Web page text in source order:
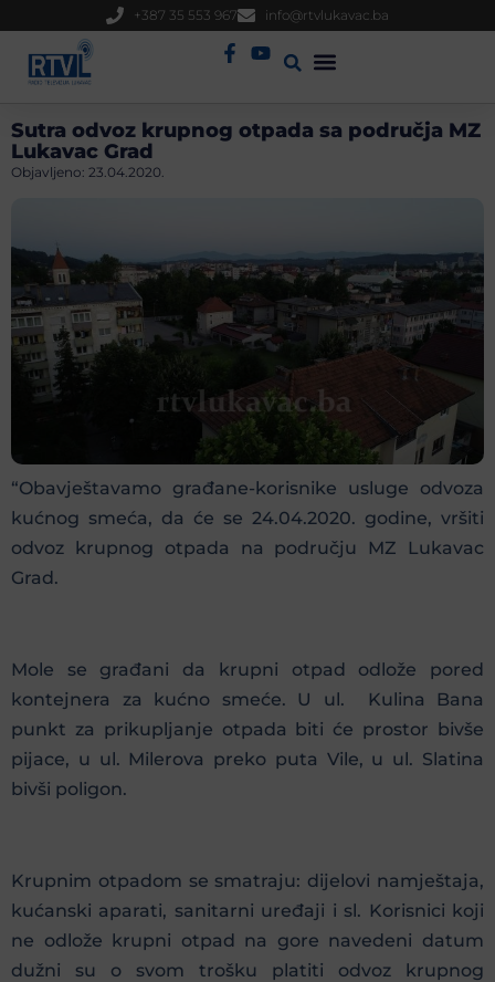
+387 35 553 967 info@rtvlukavac.ba
Sutra odvoz krupnog otpada sa područja MZ
Lukavac Grad
Objavljeno: 23.04.2020.
“Obavještavamo građane-korisnike usluge odvoza
kućnog smeća, da će se 24.04.2020. godine, vršiti
odvoz krupnog otpada na području MZ Lukavac
Grad.
Mole se građani da krupni otpad odlože pored
kontejnera za kućno smeće. U ul. Kulina Bana
punkt za prikupljanje otpada biti će prostor bivše
pijace, u ul. Milerova preko puta Vile, u ul. Slatina
bivši poligon.
Krupnim otpadom se smatraju: dijelovi namještaja,
kućanski aparati, sanitarni uređaji i sl. Korisnici koji
ne odlože krupni otpad na gore navedeni datum
dužni su o svom trošku platiti odvoz krupnog